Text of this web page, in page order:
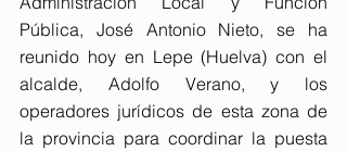
Pública, José Antonio Nieto, se ha
reunido hoy en Lepe (Huelva) con el
alcalde, Adolfo Verano, y los
operadores jurídicos de esta zona de
la provincia para coordinar la puesta